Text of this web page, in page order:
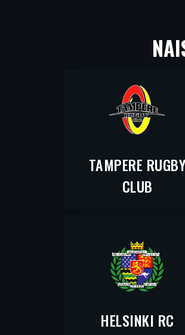
TAMPERE RUGBY
CLUB
HELSINKI RC